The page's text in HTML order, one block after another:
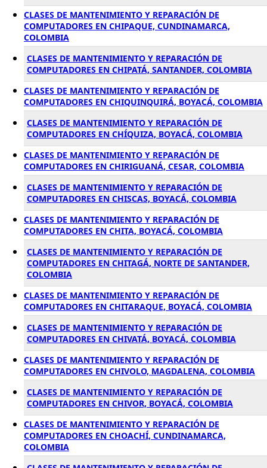
CLASES DE MANTENIMIENTO Y REPARACIÓN DE
COMPUTADORES EN CHIPAQUE, CUNDINAMARCA,
COLOMBIA
CLASES DE MANTENIMIENTO Y REPARACIÓN DE
COMPUTADORES EN CHIPATÁ, SANTANDER, COLOMBIA
CLASES DE MANTENIMIENTO Y REPARACIÓN DE
COMPUTADORES EN CHIQUINQUIRÁ, BOYACÁ, COLOMBIA
CLASES DE MANTENIMIENTO Y REPARACIÓN DE
COMPUTADORES EN CHÍQUIZA, BOYACÁ, COLOMBIA
CLASES DE MANTENIMIENTO Y REPARACIÓN DE
COMPUTADORES EN CHIRIGUANÁ, CESAR, COLOMBIA
CLASES DE MANTENIMIENTO Y REPARACIÓN DE
COMPUTADORES EN CHISCAS, BOYACÁ, COLOMBIA
CLASES DE MANTENIMIENTO Y REPARACIÓN DE
COMPUTADORES EN CHITA, BOYACÁ, COLOMBIA
CLASES DE MANTENIMIENTO Y REPARACIÓN DE
COMPUTADORES EN CHITAGÁ, NORTE DE SANTANDER,
COLOMBIA
CLASES DE MANTENIMIENTO Y REPARACIÓN DE
COMPUTADORES EN CHITARAQUE, BOYACÁ, COLOMBIA
CLASES DE MANTENIMIENTO Y REPARACIÓN DE
COMPUTADORES EN CHIVATÁ, BOYACÁ, COLOMBIA
CLASES DE MANTENIMIENTO Y REPARACIÓN DE
COMPUTADORES EN CHIVOLO, MAGDALENA, COLOMBIA
CLASES DE MANTENIMIENTO Y REPARACIÓN DE
COMPUTADORES EN CHIVOR, BOYACÁ, COLOMBIA
CLASES DE MANTENIMIENTO Y REPARACIÓN DE
COMPUTADORES EN CHOACHÍ, CUNDINAMARCA,
COLOMBIA